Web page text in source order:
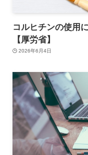
コルヒチンの使用
【厚労省】
2026年6月4日